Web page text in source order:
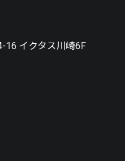
16 イクタス川崎6F